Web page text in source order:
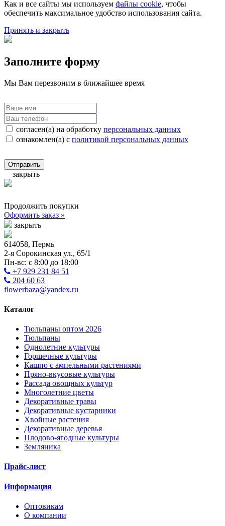
Как и все сайты мы используем файлы cookie, чтобы
обеспечить максимальное удобство использования сайта.
Принять и закрыть
Заполните форму
Мы Вам перезвоним в ближайшее время
согласен(а) на обработку персональных данных
ознакомлен(а) с политикой персональных данных
Отправить
закрыть
Продолжить покупки
Оформить заказ »
закрыть
614058, Пермь
2-я Сорокинская ул., 65/1
Пн-вс: с 8:00 до 18:00
+7 929 231 84 51
204 60 63
flowerbaza@yandex.ru
Каталог
Тюльпаны оптом 2026
Тюльпаны
Однолетние культуры
Горшечные культуры
Кашпо с ампельными растениями
Пряно-вкусовые культуры
Рассада овощных культур
Многолетние цветы
Декоративные травы
Декоративные кустарники
Хвойные растения
Декоративные деревья
Плодово-ягодные культуры
Земляника
Прайс-лист
Информация
Оптовикам
О компании